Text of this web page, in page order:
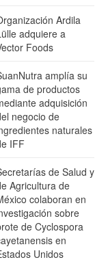
Ardila
adquiere a
Foods
amplía su
de productos
adquisición
negocio de
naturales
IFF
de Salud y
Agricultura de
colaboran en
sobre
de Cyclospora
en
Unidos